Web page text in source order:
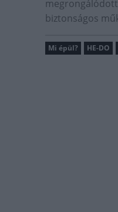
megrongálódott
biztonságos
Mi épül? HE-DO